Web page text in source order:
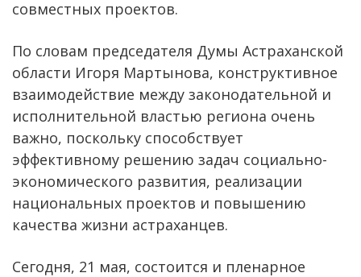
совместных проектов.
По словам председателя Думы Астраханской
области Игоря Мартынова, конструктивное
взаимодействие между законодательной и
исполнительной властью региона очень
важно, поскольку способствует
эффективному решению задач социально-
экономического развития, реализации
национальных проектов и повышению
качества жизни астраханцев.
Сегодня, 21 мая, состоится и пленарное